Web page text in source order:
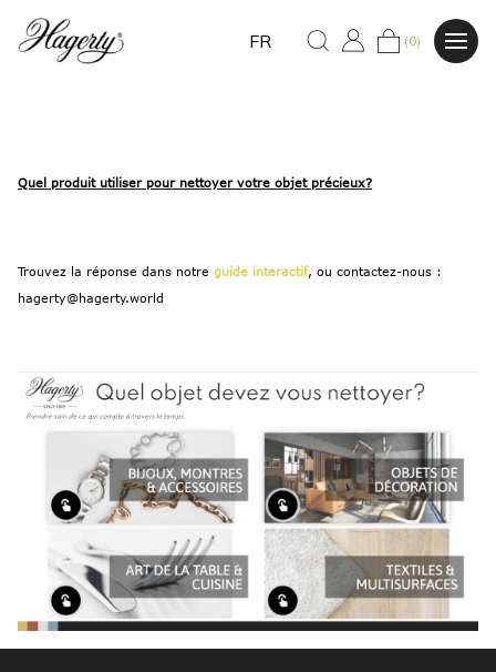
FR (0)
Quel produit utiliser pour nettoyer votre objet précieux?
Trouvez la réponse dans notre guide interactif, ou contactez-nous :
hagerty@hagerty.world